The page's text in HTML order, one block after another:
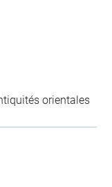
orientales